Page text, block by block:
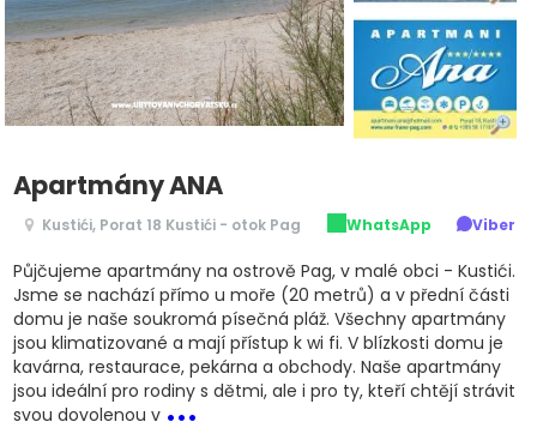
Apartmány ANA
Kustići, Porat 18 Kustići - otok Pag WhatsApp Viber
Půjčujeme apartmány na ostrově Pag, v malé obci - Kustići.
Jsme se nachází přímo u moře (20 metrů) a v přední části
domu je naše soukromá písečná pláž. Všechny apartmány
jsou klimatizované a mají přístup k wi fi. V blízkosti domu je
kavárna, restaurace, pekárna a obchody. Naše apartmány
jsou ideální pro rodiny s dětmi, ale i pro ty, kteří chtějí strávit
svou dovolenou v ...